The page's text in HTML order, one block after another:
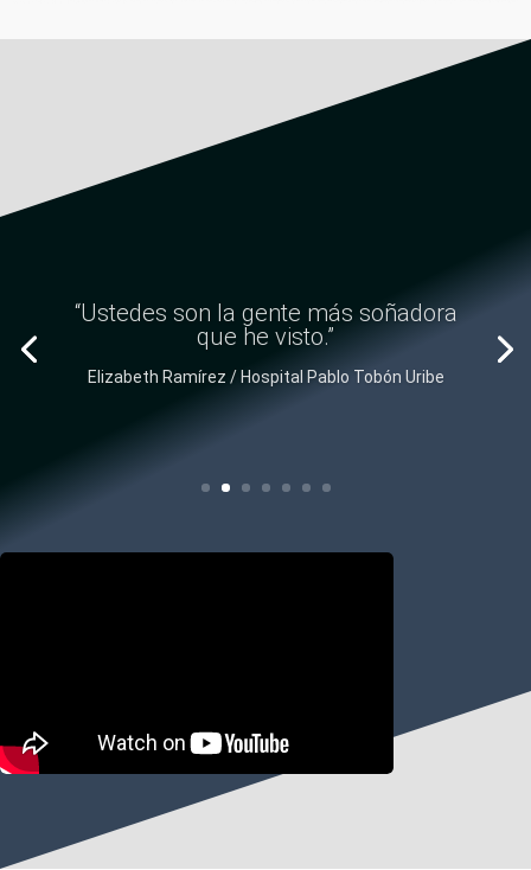
“Sus productos son excelentes tienen
credibilidad y cumplimiento en el
mercado.”